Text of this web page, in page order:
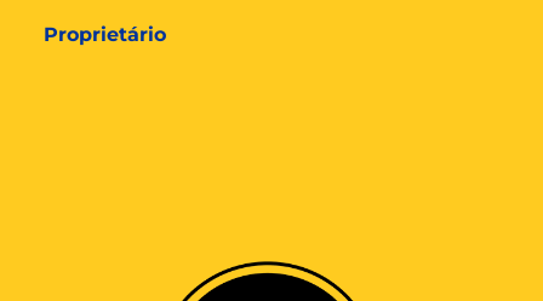
Proprietário